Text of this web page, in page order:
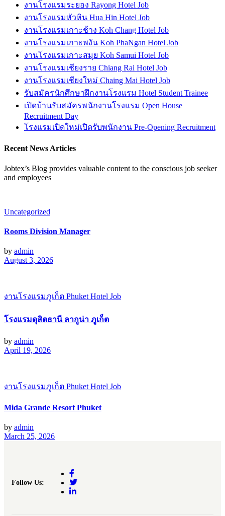
งานโรงแรมระยอง Rayong Hotel Job
งานโรงแรมหัวหิน Hua Hin Hotel Job
งานโรงแรมเกาะช้าง Koh Chang Hotel Job
งานโรงแรมเกาะพงัน Koh PhaNgan Hotel Job
งานโรงแรมเกาะสมุย Koh Samui Hotel Job
งานโรงแรมเชียงราย Chiang Rai Hotel Job
งานโรงแรมเชียงใหม่ Chaing Mai Hotel Job
รับสมัครนักศึกษาฝึกงานโรงแรม Hotel Student Trainee
เปิดบ้านรับสมัครพนักงานโรงแรม Open House
Recruitment Day
โรงแรมเปิดใหม่เปิดรับพนักงาน Pre-Opening Recruitment
Recent News Articles
Jobtex’s Blog provides valuable content to the conscious job seeker
and employees
Uncategorized
Rooms Division Manager
by admin
August 3, 2026
งานโรงแรมภูเก็ต Phuket Hotel Job
โรงแรมดุสิตธานี ลากูน่า ภูเก็ต
by admin
April 19, 2026
งานโรงแรมภูเก็ต Phuket Hotel Job
Mida Grande Resort Phuket
by admin
March 25, 2026
Follow Us: